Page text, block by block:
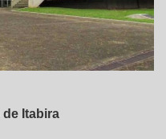
Itabira